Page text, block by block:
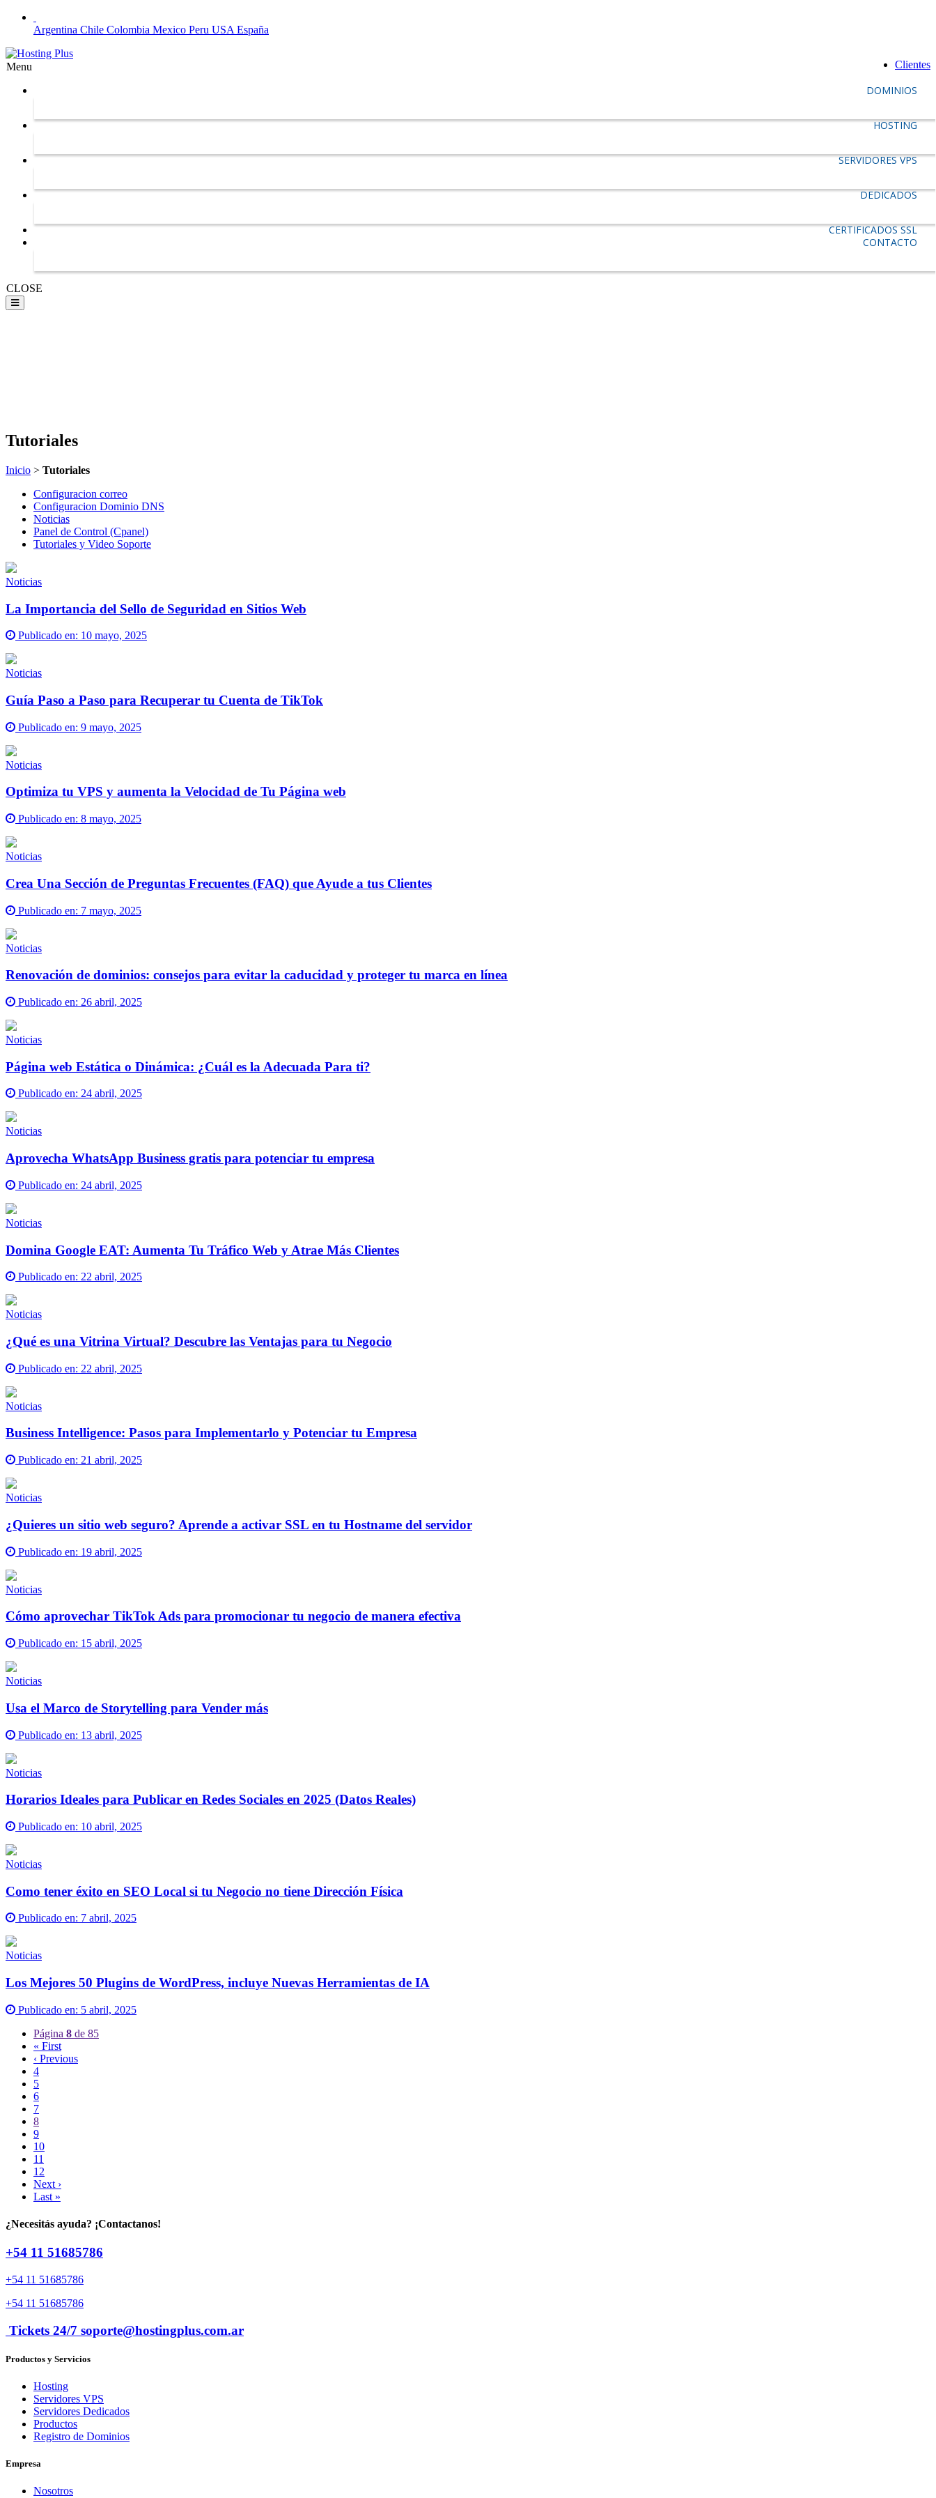
Argentina Chile Colombia Mexico Peru USA España
Clientes
Menu
DOMINIOS
HOSTING
SERVIDORES VPS
DEDICADOS
CERTIFICADOS SSL
CONTACTO
CLOSE
Tutoriales
Inicio > Tutoriales
Configuracion correo
Configuracion Dominio DNS
Noticias
Panel de Control (Cpanel)
Tutoriales y Video Soporte
Noticias
La Importancia del Sello de Seguridad en Sitios Web
Publicado en: 10 mayo, 2025
Noticias
Guía Paso a Paso para Recuperar tu Cuenta de TikTok
Publicado en: 9 mayo, 2025
Noticias
Optimiza tu VPS y aumenta la Velocidad de Tu Página web
Publicado en: 8 mayo, 2025
Noticias
Crea Una Sección de Preguntas Frecuentes (FAQ) que Ayude a tus Clientes
Publicado en: 7 mayo, 2025
Noticias
Renovación de dominios: consejos para evitar la caducidad y proteger tu marca en línea
Publicado en: 26 abril, 2025
Noticias
Página web Estática o Dinámica: ¿Cuál es la Adecuada Para ti?
Publicado en: 24 abril, 2025
Noticias
Aprovecha WhatsApp Business gratis para potenciar tu empresa
Publicado en: 24 abril, 2025
Noticias
Domina Google EAT: Aumenta Tu Tráfico Web y Atrae Más Clientes
Publicado en: 22 abril, 2025
Noticias
¿Qué es una Vitrina Virtual? Descubre las Ventajas para tu Negocio
Publicado en: 22 abril, 2025
Noticias
Business Intelligence: Pasos para Implementarlo y Potenciar tu Empresa
Publicado en: 21 abril, 2025
Noticias
¿Quieres un sitio web seguro? Aprende a activar SSL en tu Hostname del servidor
Publicado en: 19 abril, 2025
Noticias
Cómo aprovechar TikTok Ads para promocionar tu negocio de manera efectiva
Publicado en: 15 abril, 2025
Noticias
Usa el Marco de Storytelling para Vender más
Publicado en: 13 abril, 2025
Noticias
Horarios Ideales para Publicar en Redes Sociales en 2025 (Datos Reales)
Publicado en: 10 abril, 2025
Noticias
Como tener éxito en SEO Local si tu Negocio no tiene Dirección Física
Publicado en: 7 abril, 2025
Noticias
Los Mejores 50 Plugins de WordPress, incluye Nuevas Herramientas de IA
Publicado en: 5 abril, 2025
Página 8 de 85
« First
‹ Previous
4
5
6
7
8
9
10
11
12
Next ›
Last »
¿Necesitás ayuda? ¡Contactanos!
+54 11 51685786
+54 11 51685786
+54 11 51685786
Tickets 24/7 soporte@hostingplus.com.ar
Productos y Servicios
Hosting
Servidores VPS
Servidores Dedicados
Productos
Registro de Dominios
Empresa
Nosotros